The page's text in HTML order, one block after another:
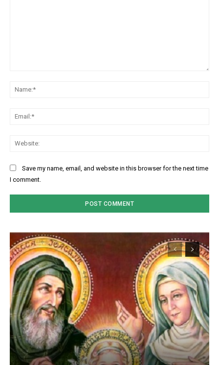
Save my name, email, and website in this browser for the next time
I comment.